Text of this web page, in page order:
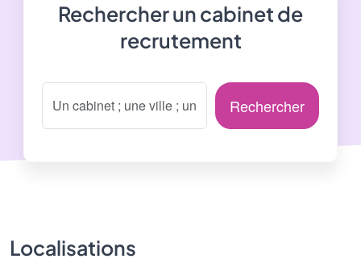
Rechercher un cabinet de
recrutement
Rechercher
Localisations